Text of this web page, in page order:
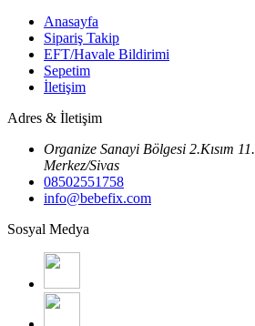
Anasayfa
Sipariş Takip
EFT/Havale Bildirimi
Sepetim
İletişim
Adres & İletişim
Organize Sanayi Bölgesi 2.Kısım
Merkez/Sivas
08502551758
info@bebefix.com
Sosyal Medya